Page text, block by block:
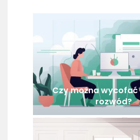
Czy można wycofać
rozwód?